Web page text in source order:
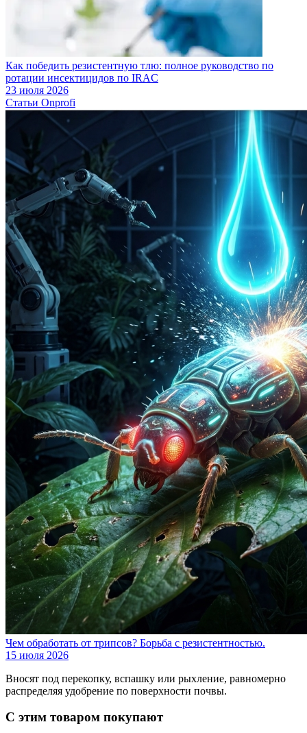
Как победить резистентную тлю: полное руководство по
ротации инсектицидов по IRAC
23 июля 2026
Статьи Onprofi
Чем обработать от трипсов? Борьба с резистентностью.
15 июля 2026
Вносят под перекопку, вспашку или рыхление, равномерно
распределяя удобрение по поверхности почвы.
С этим товаром покупают